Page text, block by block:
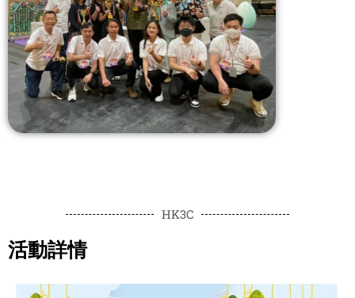
HK3C
活動詳情